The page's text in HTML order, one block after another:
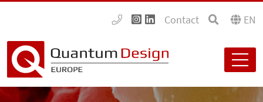
Contact EN